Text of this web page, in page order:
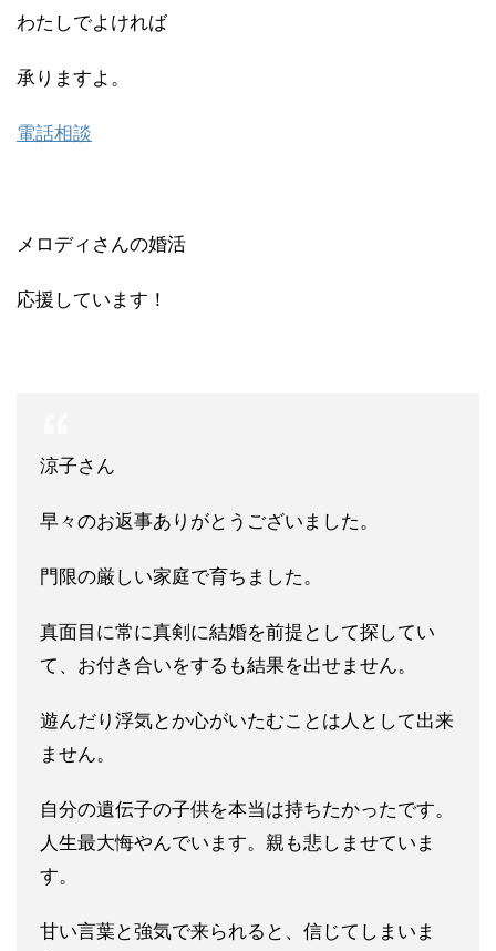
わたしでよければ
承りますよ。
電話相談
メロディさんの婚活
応援しています！
涼子さん
早々のお返事ありがとうございました。
門限の厳しい家庭で育ちました。
真面目に常に真剣に結婚を前提として探してい
て、お付き合いをするも結果を出せません。
遊んだり浮気とか心がいたむことは人として出来
ません。
自分の遺伝子の子供を本当は持ちたかったです。
人 生最大悔やんでいます。親も悲しませていま
す。
甘い言葉と強気で来られると、信じてしまいま